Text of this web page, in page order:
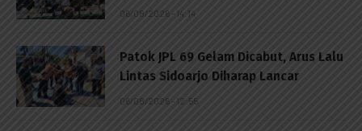
06/08/2026 - 14:14
Patok JPL 69 Gelam Dicabut, Arus Lalu
Lintas Sidoarjo Diharap Lancar
06/08/2026 - 12:55